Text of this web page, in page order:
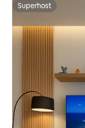
Superhost
Superhost